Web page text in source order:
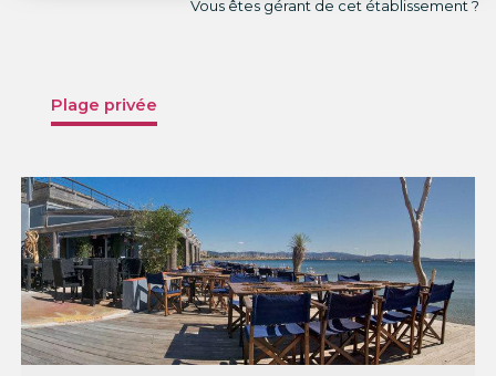
Vous êtes gérant de cet établissement ?
Plage privée